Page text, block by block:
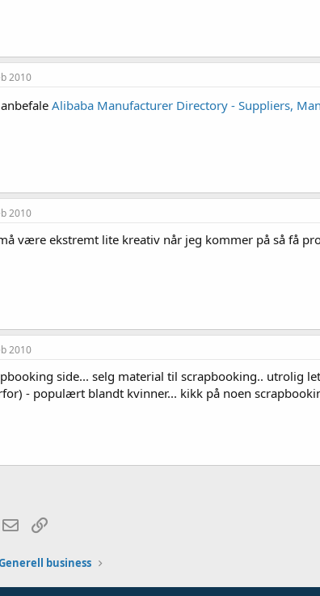
2010
Alibaba Manufacturer Directory - Suppliers,
2010
være ekstremt lite kreativ når jeg kommer på så få
2010
side... selg material til scrapbooking.. utrolig
- populært blandt kvinner... kikk på noen
E-post
business